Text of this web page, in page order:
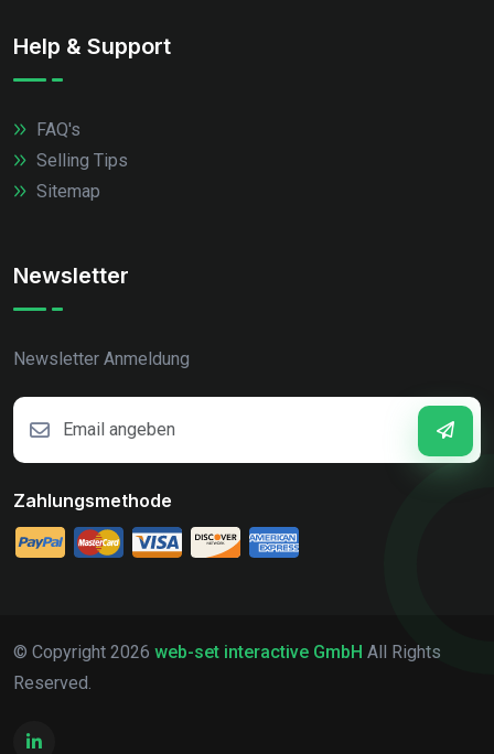
Help & Support
FAQ's
Selling Tips
Sitemap
Newsletter
Newsletter Anmeldung
Zahlungsmethode
© Copyright 2026 web-set interactive GmbH All Rights
Reserved.